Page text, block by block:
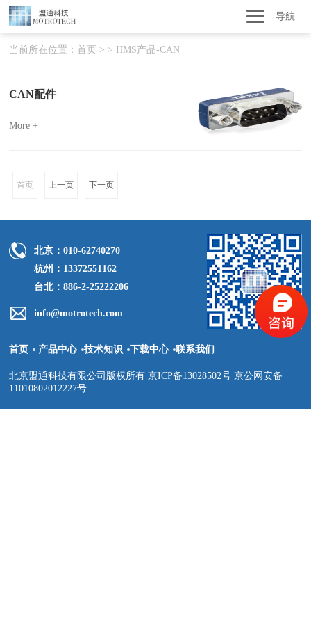
导航
当前所在位置：首页 > > HMS产品-CAN
CAN配件
More +
首页 上一页 下一页
北京：010-62740270
杭州：13372551162
台北：886-2-25222206
info@motrotech.com
首页 产品中心 技术知识 下载中心 联系我们
北京盟通科技有限公司版权所有 京ICP备13028502号 京公网安备
11010802012227号